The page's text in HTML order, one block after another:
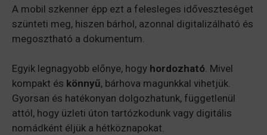
A mobil szkenner épp ezt a felesleges időveszteséget
szünteti meg, hiszen bárhol, azonnal digitalizálható és
megosztható a dokumentum.
Egyik legnagyobb előnye, hogy hordozható. Mivel
kompakt és könnyű, bárhova magunkkal vihetjük.
Gyorsan és hatékonyan dolgozhatunk, függetlenül
attól, hogy üzleti úton tartózkodunk vagy digitális
nomádként éljük a hétköznapokat.